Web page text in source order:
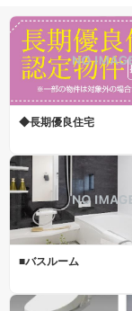
◆長期優良住宅
■バスルーム